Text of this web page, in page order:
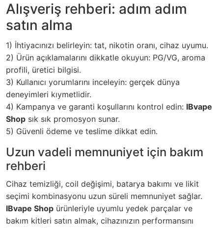
Alışveriş rehberi: adım adım
satın alma
1) İhtiyacınızı belirleyin: tat, nikotin oranı, cihaz uyumu.
2) Ürün açıklamalarını dikkatle okuyun: PG/VG, aroma
profili, üretici bilgisi.
3) Kullanıcı yorumlarını inceleyin: gerçek dünya
deneyimleri kıymetlidir.
4) Kampanya ve garanti koşullarını kontrol edin: IBvape
Shop sık sık promosyon sunar.
5) Güvenli ödeme ve teslime dikkat edin.
Uzun vadeli memnuniyet için bakım
rehberi
Cihaz temizliği, coil değişimi, batarya bakımı ve likit
seçimi kombinasyonu uzun süreli memnuniyet sağlar.
IBvape Shop ürünleriyle uyumlu yedek parçalar ve
bakım kitleri satın almak, cihazınızın performansını